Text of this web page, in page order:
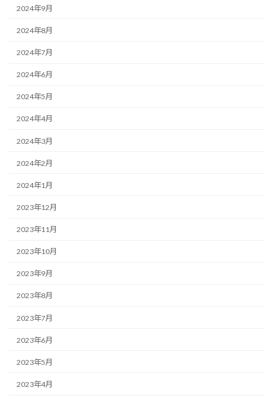
2024年9月
2024年8月
2024年7月
2024年6月
2024年5月
2024年4月
2024年3月
2024年2月
2024年1月
2023年12月
2023年11月
2023年10月
2023年9月
2023年8月
2023年7月
2023年6月
2023年5月
2023年4月